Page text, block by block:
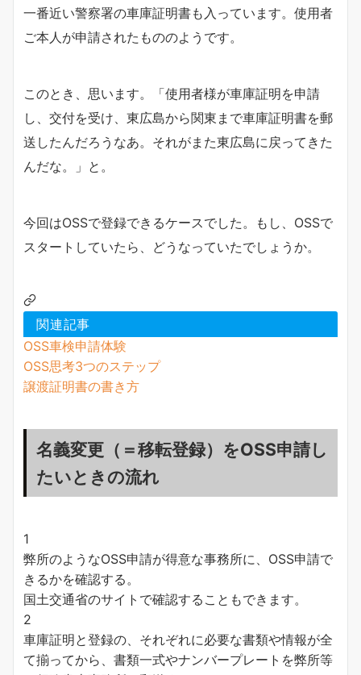
一番近い警察署の車庫証明書も入っています。使用者
ご本人が申請されたもののようです。
このとき、思います。「使用者様が車庫証明を申請
し、交付を受け、東広島から関東まで車庫証明書を郵
送したんだろうなあ。それがまた東広島に戻ってきた
んだな。」と。
今回はOSSで登録できるケースでした。もし、OSSで
スタートしていたら、どうなっていたでしょうか。
関連記事
OSS車検申請体験
OSS思考3つのステップ
譲渡証明書の書き方
名義変更（＝移転登録）をOSS申請し
たいときの流れ
1
弊所のようなOSS申請が得意な事務所に、OSS申請で
きるかを確認する。
国土交通省のサイトで確認することもできます。
2
車庫証明と登録の、それぞれに必要な書類や情報が全
て揃ってから、書類一式やナンバープレートを弊所等